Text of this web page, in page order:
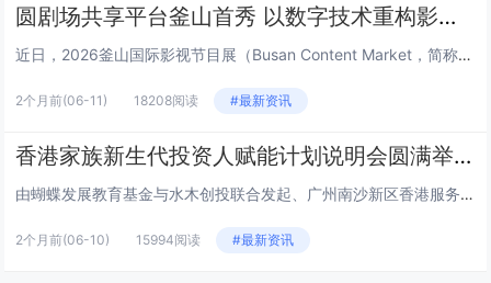
圆剧场共享平台釜山首秀 以数字技术重构影视产业新生态
近日，2026釜山国际影视节目展（Busan Content Market，简称BCM）在韩国釜山BEXCO会展中心盛大...
2个月前(06-11) 18208阅读 #最新资讯
香港家族新生代投资人赋能计划说明会圆满举行
由蝴蝶发展教育基金与水木创投联合发起、广州南沙新区香港服务中心支持的“香港家族新生代投资人赋能计划”说明会，于6月2日下...
2个月前(06-10) 15994阅读 #最新资讯